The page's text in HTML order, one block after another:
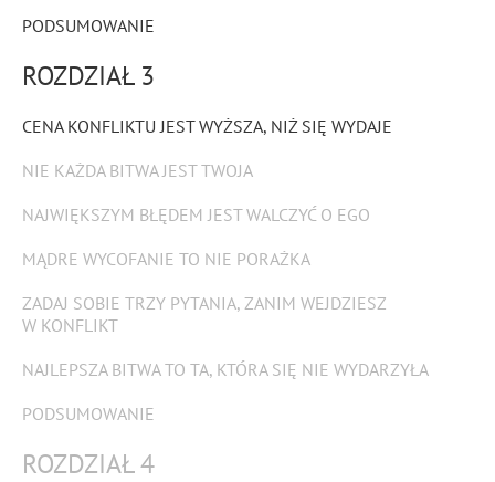
PODSUMOWANIE
ROZDZIAŁ 3
CENA KONFLIKTU JEST WYŻSZA, NIŻ SIĘ WYDAJE
NIE KAŻDA BITWA JEST TWOJA
NAJWIĘKSZYM BŁĘDEM JEST WALCZYĆ O EGO
MĄDRE WYCOFANIE TO NIE PORAŻKA
ZADAJ SOBIE TRZY PYTANIA, ZANIM WEJDZIESZ
W KONFLIKT
NAJLEPSZA BITWA TO TA, KTÓRA SIĘ NIE WYDARZYŁA
PODSUMOWANIE
ROZDZIAŁ 4